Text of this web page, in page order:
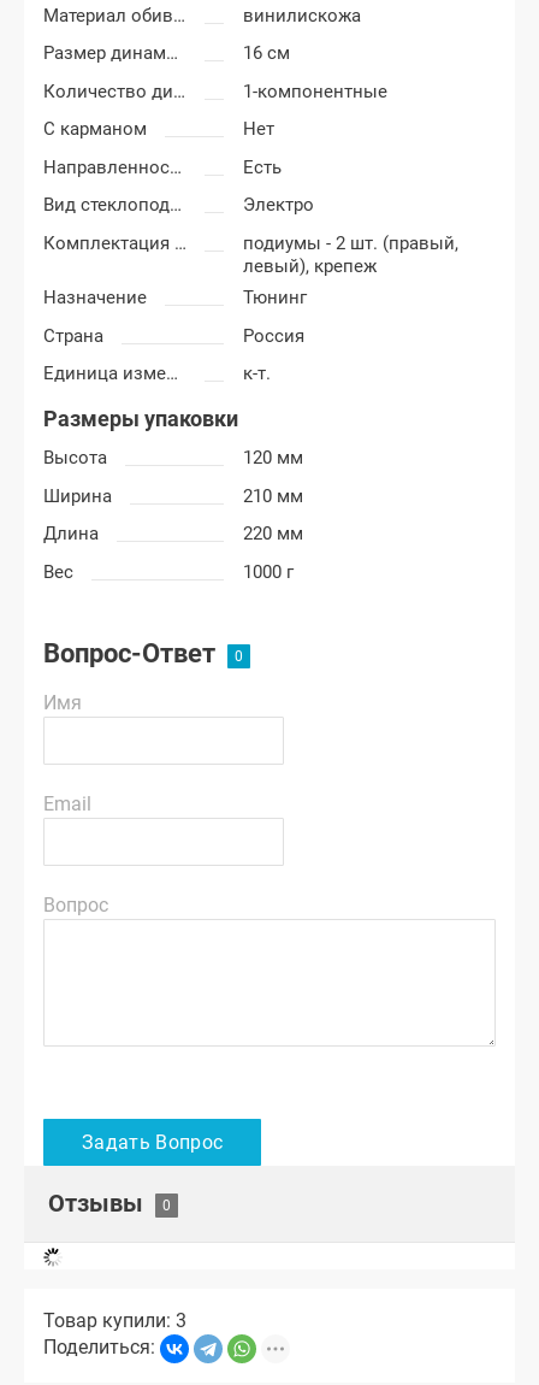
Материал обивки подиумов
винилискожа
Размер динамиков
16 см
Количество динамиков
1-компонентные
С карманом
Нет
Направленность
Есть
Вид стеклоподъемников
Электро
Комплектация подиумов
подиумы - 2 шт. (правый,
левый), крепеж
Назначение
Тюнинг
Страна
Россия
Единица измерения
к-т.
Размеры упаковки
Высота
120 мм
Ширина
210 мм
Длина
220 мм
Вес
1000 г
Вопрос-Ответ
Имя
Email
Вопрос
Отзывы
Товар купили: 3
Поделиться: